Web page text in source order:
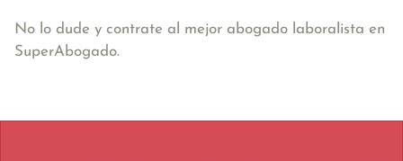
No lo dude y contrate al mejor abogado laboralista en
SuperAbogado.